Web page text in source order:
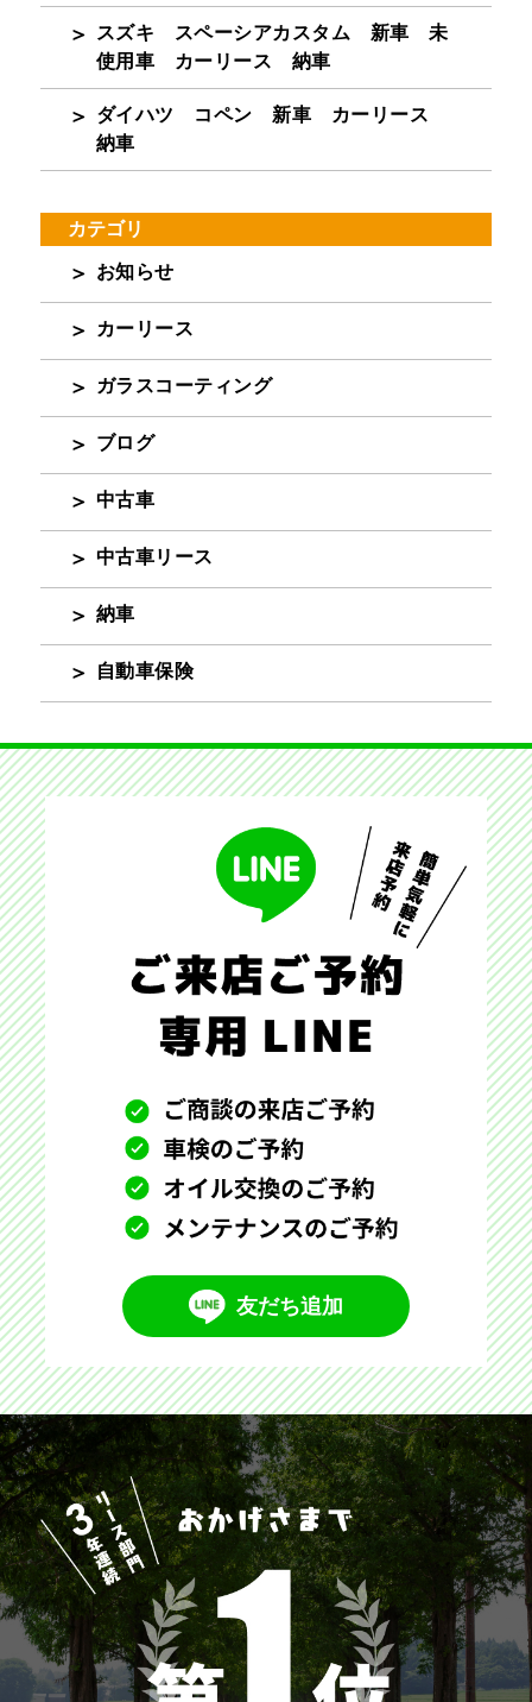
スズキ スペーシアカスタム 新車 未
使用車 カーリース 納車
ダイハツ コペン 新車 カーリース
納車
カテゴリ
お知らせ
カーリース
ガラスコーティング
ブログ
中古車
中古車リース
納車
自動車保険
友だち追加